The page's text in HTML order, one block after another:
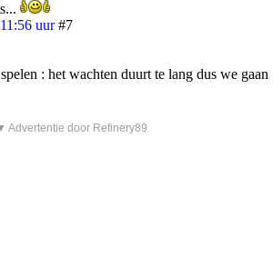
uur #7
: het wachten duurt te lang dus we gaan
Advertentie door Refinery89